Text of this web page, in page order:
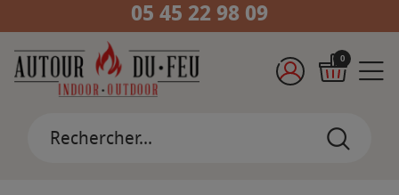
05 45 22 98 09
0